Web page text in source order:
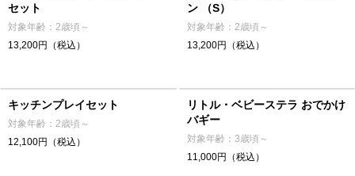
セット
対象年齢：2歳頃～
13,200円（税込）
ン （S）
対象年齢：2歳頃～
13,200円（税込）
キッチンプレイセット
対象年齢：2歳頃～
12,100円（税込）
リトル・ベビーステラ おでかけ
バギー
対象年齢：3歳頃～
11,000円（税込）